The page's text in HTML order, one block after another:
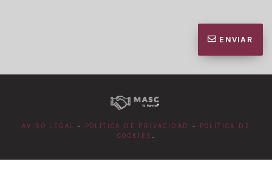
ENVIAR
AVISO LEGAL - POLÍTICA DE PRIVACIDAD -
POLÍTICA DE
COOKIES .